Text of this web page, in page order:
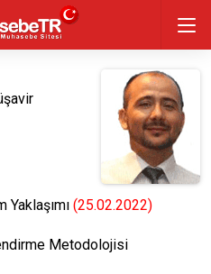
Yaklaşımı (25.02.2022)
Metodolojisi